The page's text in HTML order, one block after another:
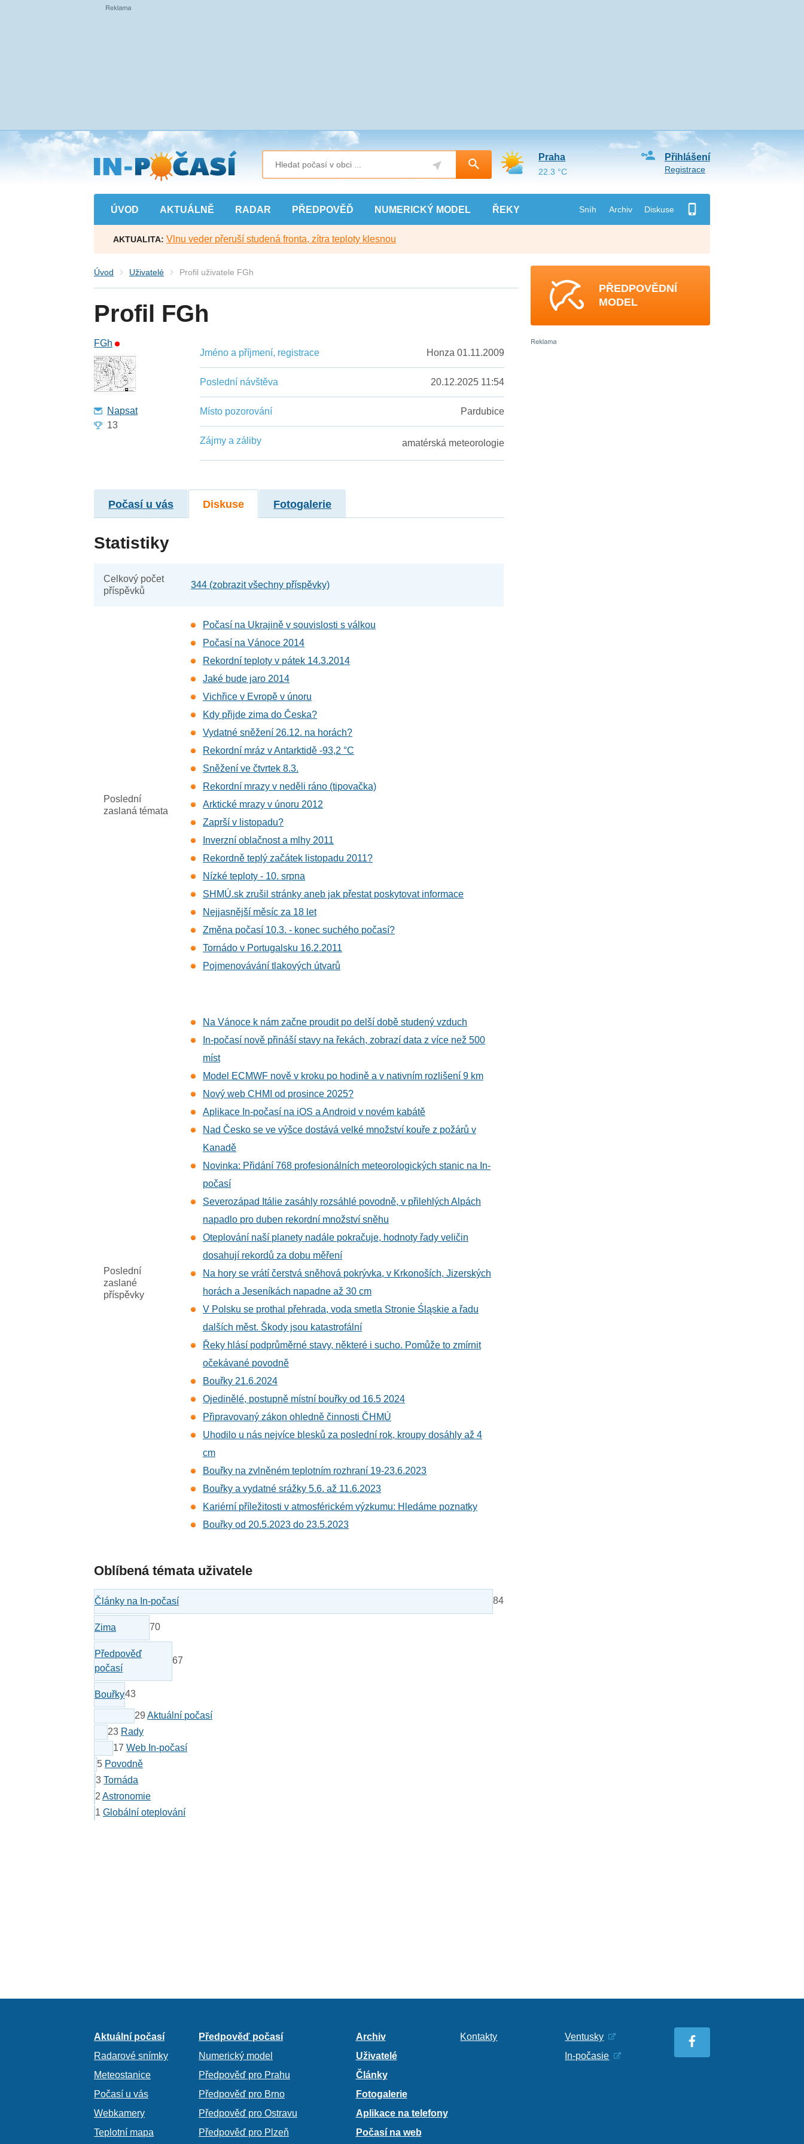
Přejít
na
hlavní
obsah
ÚVOD AKTUÁLNĚ RADAR PŘEDPOVĚĎ NUMERICKÝ MODEL ŘEKY Sníh Archiv Diskuse
Přihlášení
Registrace
Praha
22.3 °C
AKTUALITA: Vlnu veder přeruší studená fronta, zítra teploty klesnou
Úvod Uživatelé Profil uživatele FGh
Profil FGh
FGh
Napsat
13
Jméno a příjmení, registrace Honza 01.11.2009
Poslední návštěva 20.12.2025 11:54
Místo pozorování Pardubice
Zájmy a záliby amatérská meteorologie
Počasí u vás Diskuse Fotogalerie
Statistiky
Celkový počet
příspěvků
344 (zobrazit všechny příspěvky)
Poslední
zaslaná témata
Počasí na Ukrajině v souvislosti s válkou
Počasí na Vánoce 2014
Rekordní teploty v pátek 14.3.2014
Jaké bude jaro 2014
Vichřice v Evropě v únoru
Kdy přijde zima do Česka?
Vydatné sněžení 26.12. na horách?
Rekordní mráz v Antarktidě -93,2 °C
Sněžení ve čtvrtek 8.3.
Rekordní mrazy v neděli ráno (tipovačka)
Arktické mrazy v únoru 2012
Zaprší v listopadu?
Inverzní oblačnost a mlhy 2011
Rekordně teplý začátek listopadu 2011?
Nízké teploty - 10. srpna
SHMÚ.sk zrušil stránky aneb jak přestat poskytovat informace
Nejjasnější měsíc za 18 let
Změna počasí 10.3. - konec suchého počasí?
Tornádo v Portugalsku 16.2.2011
Pojmenovávání tlakových útvarů
Poslední
zaslané
příspěvky
Na Vánoce k nám začne proudit po delší době studený vzduch
In-počasí nově přináší stavy na řekách, zobrazí data z více než 500
míst
Model ECMWF nově v kroku po hodině a v nativním rozlišení 9 km
Nový web CHMI od prosince 2025?
Aplikace In-počasí na iOS a Android v novém kabátě
Nad Česko se ve výšce dostává velké množství kouře z požárů v
Kanadě
Novinka: Přidání 768 profesionálních meteorologických stanic na In-
počasí
Severozápad Itálie zasáhly rozsáhlé povodně, v přilehlých Alpách
napadlo pro duben rekordní množství sněhu
Oteplování naší planety nadále pokračuje, hodnoty řady veličin
dosahují rekordů za dobu měření
Na hory se vrátí čerstvá sněhová pokrývka, v Krkonoších, Jizerských
horách a Jeseníkách napadne až 30 cm
V Polsku se prothal přehrada, voda smetla Stronie Śląskie a řadu
dalších měst. Škody jsou katastrofální
Řeky hlásí podprůměrné stavy, některé i sucho. Pomůže to zmírnit
očekávané povodně
Bouřky 21.6.2024
Ojedinělé, postupně místní bouřky od 16.5 2024
Připravovaný zákon ohledně činnosti ČHMÚ
Uhodilo u nás nejvíce blesků za poslední rok, kroupy dosáhly až 4
cm
Bouřky na zvlněném teplotním rozhraní 19-23.6.2023
Bouřky a vydatné srážky 5.6. až 11.6.2023
Kariérní příležitosti v atmosférickém výzkumu: Hledáme poznatky
Bouřky od 20.5.2023 do 23.5.2023
Oblíbená témata uživatele
Články na In-počasí 84
Zima 70
Předpověď
počasí
67
Bouřky43
29Aktuální počasí
23 Rady
17Web In-počasí
5 Povodně
3Tornáda
2Astronomie
1Globální oteplování
PŘEDPOVĚDNÍ
MODEL
Aktuální počasí
Radarové snímky
Meteostanice
Počasí u vás
Webkamery
Teplotní mapa
Předpověď počasí
Numerický model
Předpověď pro Prahu
Předpověď pro Brno
Předpověď pro Ostravu
Předpověď pro Plzeň
Archiv
Uživatelé
Články
Fotogalerie
Aplikace na telefony
Počasí na web
Kontakty
Ventusky
In-počasie